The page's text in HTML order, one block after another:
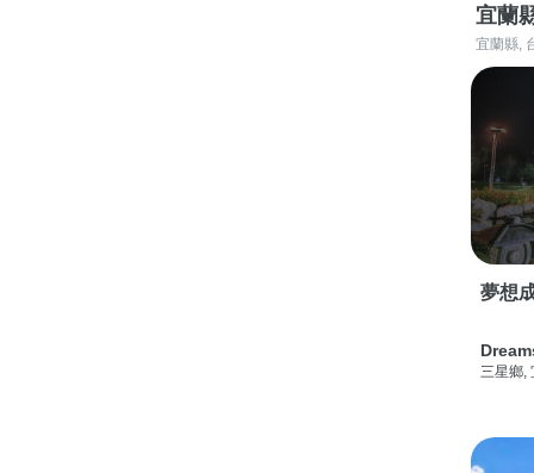
宜蘭
宜蘭縣,
夢想
三星鄉,